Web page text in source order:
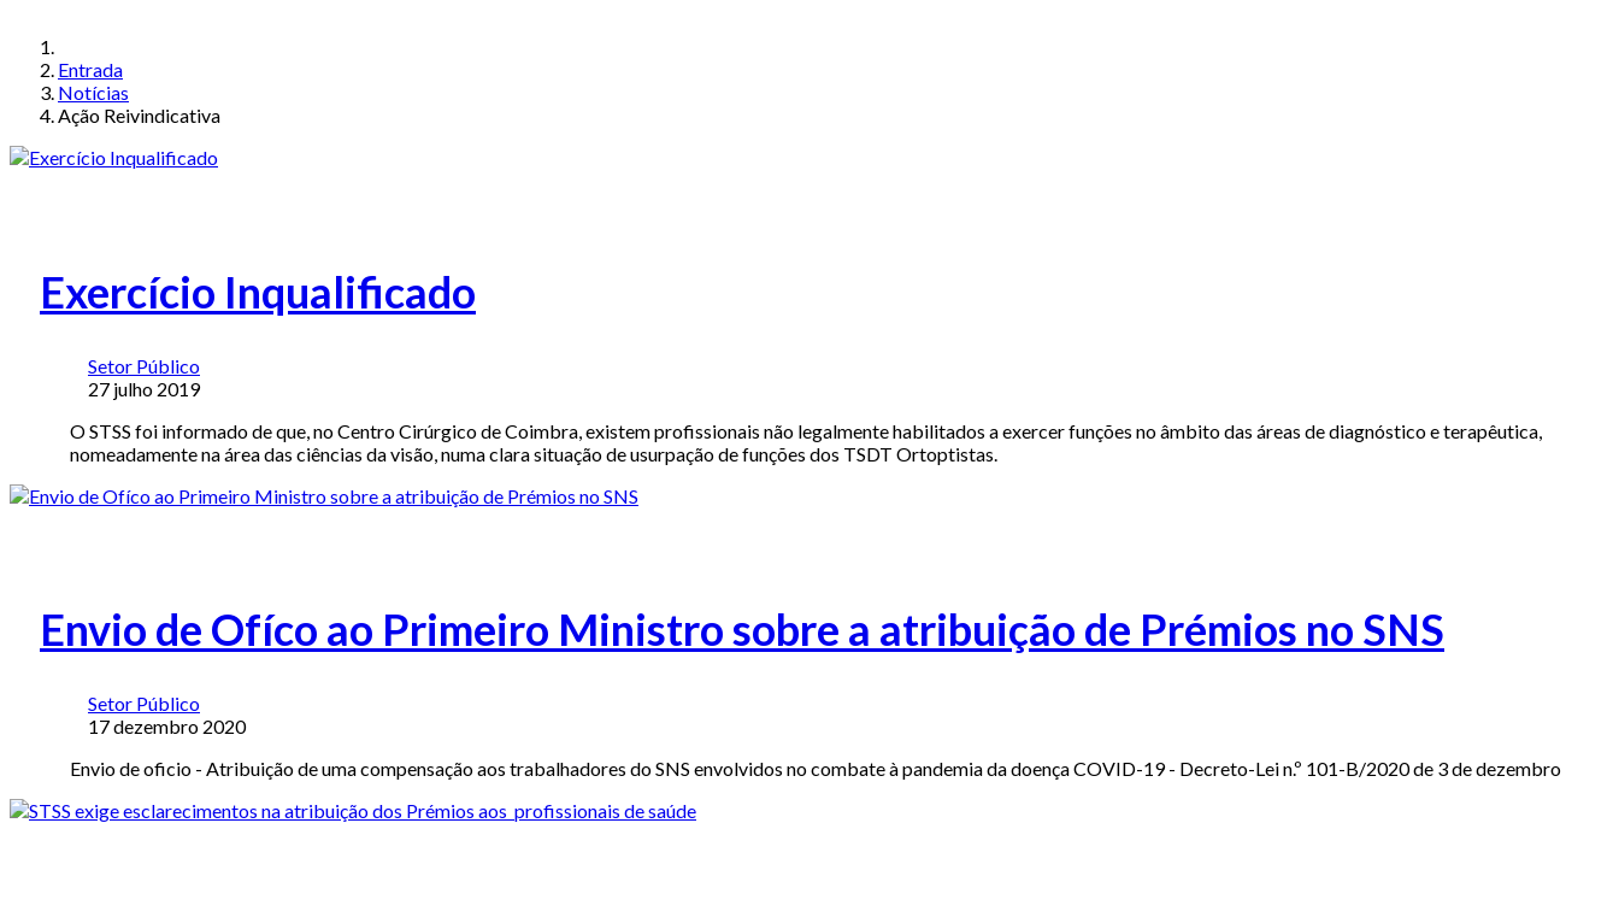
Entrada
Notícias
Ação Reivindicativa
Exercício Inqualificado
Setor Público
27 julho 2019
O STSS foi informado de que, no Centro Cirúrgico de Coimbra, existem profissionais não legalmente habilitados a exercer funções no âmbito das áreas de diagnóstico e terapêutica,
nomeadamente na área das ciências da visão, numa clara situação de usurpação de funções dos TSDT Ortoptistas.
Envio de Ofíco ao Primeiro Ministro sobre a atribuição de Prémios no SNS
Setor Público
17 dezembro 2020
Envio de oficio - Atribuição de uma compensação aos trabalhadores do SNS envolvidos no combate à pandemia da doença COVID-19 - Decreto-Lei n.º 101-B/2020 de 3 de dezembro